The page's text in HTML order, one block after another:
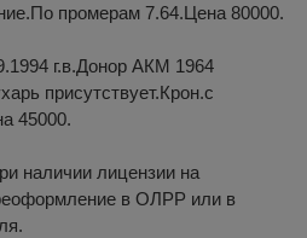
промерам 7.64.Цена 80000.
г.в.Донор АКМ 1964
присутствует.Крон.с
45000.
наличии лицензии на
в ОЛРР или в